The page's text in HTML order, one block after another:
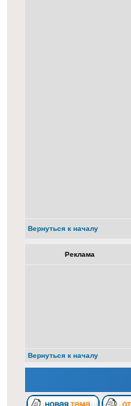
Вернуться к началу
Реклама
Вернуться к началу